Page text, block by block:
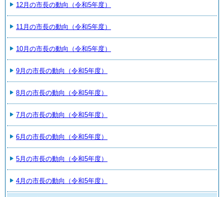
12月の市長の動向（令和5年度）
11月の市長の動向（令和5年度）
10月の市長の動向（令和5年度）
9月の市長の動向（令和5年度）
8月の市長の動向（令和5年度）
7月の市長の動向（令和5年度）
6月の市長の動向（令和5年度）
5月の市長の動向（令和5年度）
4月の市長の動向（令和5年度）